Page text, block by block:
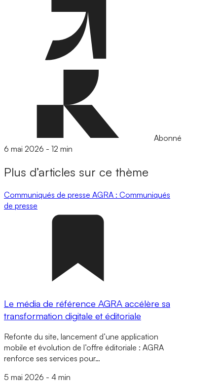
Abonné
6 mai 2026 - 12 min
Plus d’articles sur ce thème
Communiqués de presse AGRA : Communiqués
de presse
Le média de référence AGRA accélère sa
transformation digitale et éditoriale
Refonte du site, lancement d’une application
mobile et évolution de l’offre éditoriale : AGRA
renforce ses services pour…
5 mai 2026 - 4 min